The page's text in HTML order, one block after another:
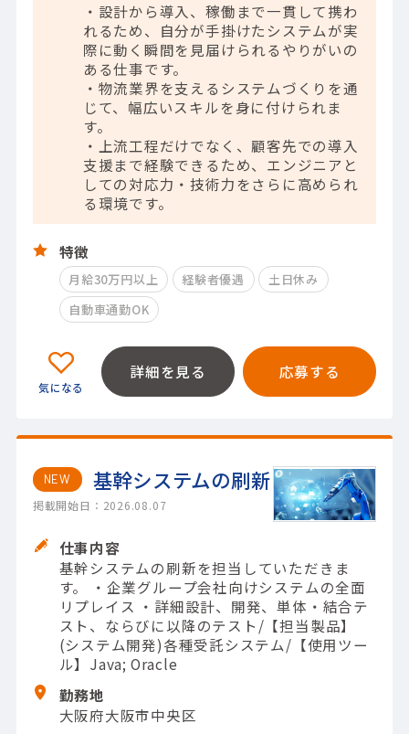
・設計から導入、稼働まで一貫して携わ
れるため、自分が手掛けたシステムが実
際に動く瞬間を見届けられるやりがいの
ある仕事です。
・物流業界を支えるシステムづくりを通
じて、幅広いスキルを身に付けられま
す。
・上流工程だけでなく、顧客先での導入
支援まで経験できるため、エンジニアと
しての対応力・技術力をさらに高められ
る環境です。
特徴
月給30万円以上 経験者優遇
土日休み
自動車通勤OK
詳細を見る 応募する
NEW 基幹システムの刷新
掲載開始日：2026.08.07
仕事内容
基幹システムの刷新を担当していただきま
す。 ・企業グループ会社向けシステムの全面
リプレイス ・詳細設計、開発、単体・結合テ
スト、ならびに以降のテスト/【担当製品】
(システム開発)各種受託システム/【使用ツー
ル】Java; Oracle
勤務地
大阪府大阪市中央区